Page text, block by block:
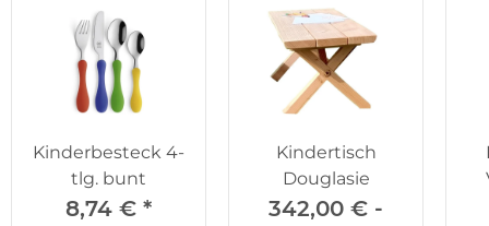
Kinderbesteck 4-
tlg. bunt
8,74 € *
Kindertisch
Douglasie
342,00 € -